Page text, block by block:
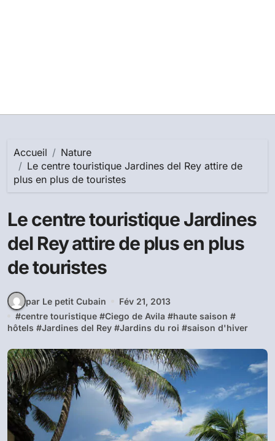
Accueil
Nature
Le centre touristique Jardines del Rey attire de
plus en plus de touristes
Le centre touristique Jardines
del Rey attire de plus en plus
de touristes
par Le petit Cubain
Fév 21, 2013
#centre touristique #Ciego de Avila #haute saison #
hôtels #Jardines del Rey #Jardins du roi #saison d'hiver